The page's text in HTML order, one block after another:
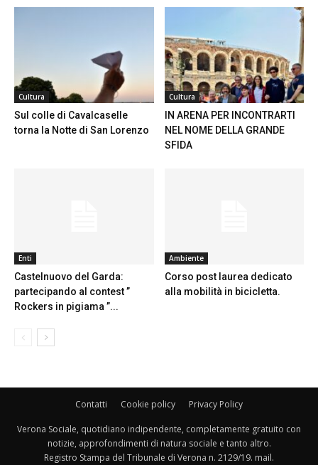
Cultura
Sul colle di Cavalcaselle
torna la Notte di San Lorenzo
Cultura
IN ARENA PER INCONTRARTI
NEL NOME DELLA GRANDE
SFIDA
Enti
Castelnuovo del Garda:
partecipando al contest ”
Rockers in pigiama ”...
Ambiente
Corso post laurea dedicato
alla mobilità in bicicletta.
Contatti Cookie policy Privacy Policy
Verona Sociale, quotidiano indipendente, completamente gratuito con
notizie, approfondimenti di natura sociale e tanto altro.
Registro Stampa del Tribunale di Verona n. 2129/19. mail.